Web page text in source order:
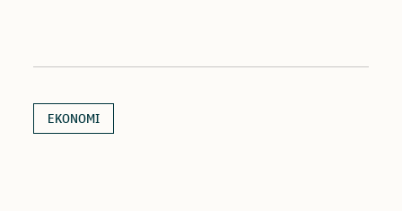
EKONOMI